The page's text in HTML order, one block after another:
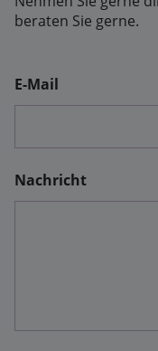
beraten Sie gerne.
E-Mail
Nachricht